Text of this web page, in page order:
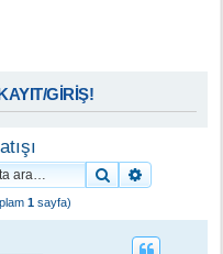
GİRİŞ!
Ara
1 sayfa)